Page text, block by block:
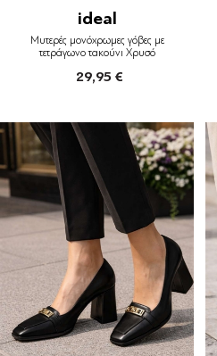
ideal
Μυτερές μονόχρωμες γόβες με
τετράγωνο τακούνι Χρυσό
29,95 €